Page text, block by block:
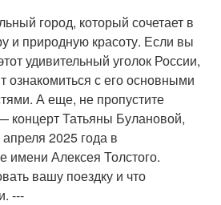
город, который сочетает в
и природную красоту. Если вы
удивительный уголок России,
ознакомиться с его основными
А еще, не пропустите
концерт Татьяны Булановой,
2025 года в
имени Алексея Толстого.
вашу поездку и что
---